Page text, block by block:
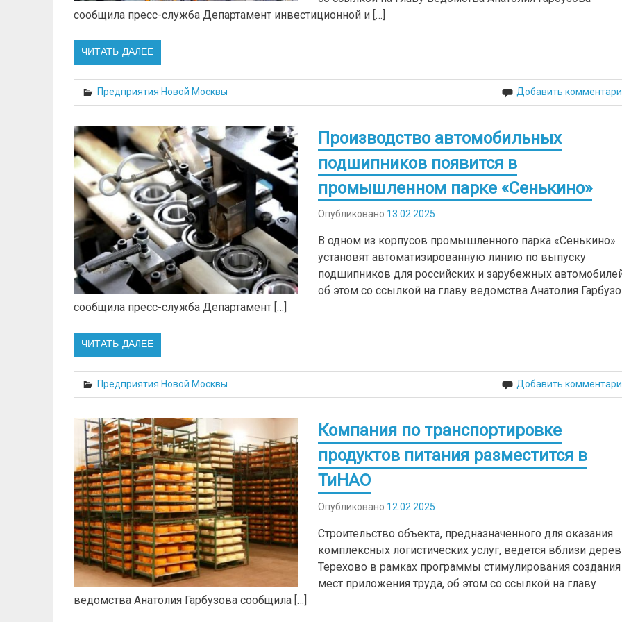
сообщила пресс-служба Департамент инвестиционной и […]
ЧИТАТЬ ДАЛЕЕ
Предприятия Новой Москвы Добавить
Производство автомобильных
подшипников появится в
промышленном парке «Сенькино»
Опубликовано 13.02.2025
В одном из корпусов промышленного парка «Сенькино»
установят автоматизированную линию по выпуску
подшипников для российских и зарубежных
об этом со ссылкой на главу ведомства Анатолия
сообщила пресс-служба Департамент […]
ЧИТАТЬ ДАЛЕЕ
Предприятия Новой Москвы Добавить
Компания по транспортировке
продуктов питания разместится в
ТиНАО
Опубликовано 12.02.2025
Строительство объекта, предназначенного для оказания
комплексных логистических услуг, ведется вблизи
Терехово в рамках программы стимулирования создания
мест приложения труда, об этом со ссылкой на главу
ведомства Анатолия Гарбузова сообщила […]